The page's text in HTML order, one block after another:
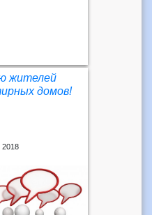
жителей
домов!
2018